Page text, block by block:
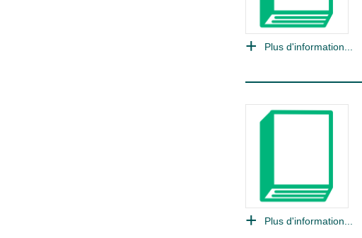
Plus d'information...
Plus d'information...